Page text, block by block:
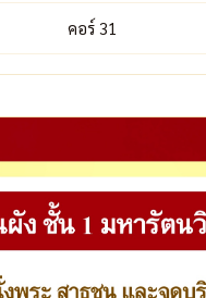
คอร์ 31